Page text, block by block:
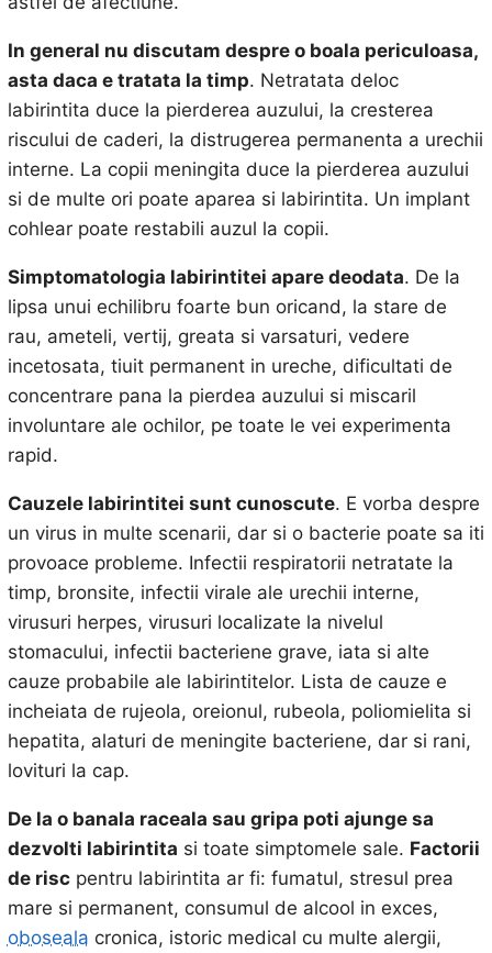
In general nu discutam despre o boala periculoasa,
asta daca e tratata la timp. Netratata deloc
labirintita duce la pierderea auzului, la cresterea
riscului de caderi, la distrugerea permanenta a urechii
interne. La copii meningita duce la pierderea auzului
si de multe ori poate aparea si labirintita. Un implant
cohlear poate restabili auzul la copii.
Simptomatologia labirintitei apare deodata. De la
lipsa unui echilibru foarte bun oricand, la stare de
rau, ameteli, vertij, greata si varsaturi, vedere
incetosata, tiuit permanent in ureche, dificultati de
concentrare pana la pierdea auzului si miscaril
involuntare ale ochilor, pe toate le vei experimenta
rapid.
Cauzele labirintitei sunt cunoscute. E vorba despre
un virus in multe scenarii, dar si o bacterie poate sa iti
provoace probleme. Infectii respiratorii netratate la
timp, bronsite, infectii virale ale urechii interne,
virusuri herpes, virusuri localizate la nivelul
stomacului, infectii bacteriene grave, iata si alte
cauze probabile ale labirintitelor. Lista de cauze e
incheiata de rujeola, oreionul, rubeola, poliomielita si
hepatita, alaturi de meningite bacteriene, dar si rani,
lovituri la cap.
De la o banala raceala sau gripa poti ajunge sa
dezvolti labirintita si toate simptomele sale. Factorii
de riscpentru labirintita ar fi: fumatul, stresul prea
mare si permanent, consumul de alcool in exces,
oboseala cronica, istoric medical cu multe alergii,